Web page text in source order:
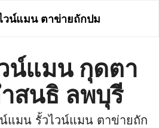
น์แมน ตาข่ายถักปม
น์แมน กุดตา
สนธิ ลพบุรี
แมน รั้วไวน์แมน ตาข่ายถัก